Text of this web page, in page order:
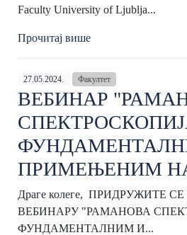
Faculty University of Ljublja...
Прочитај више
27.05.2024. Факултет
ВЕБИНАР
ПРИМЕЊЕНИМ
Драге колеге, ПРИДРУЖИТЕ
ВЕБИНАРУ "РАМАНОВА
ФУНДАМЕНТАЛНИМ И...